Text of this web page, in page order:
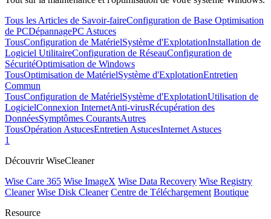
Tous les Articles de Savoir-faireConfiguration de Base Optimisation
de PCDépannagePC Astuces
TousConfiguration de MatérielSystème d'ExplotationInstallation de
Logiciel UtilitaireConfiguration de RéseauConfiguration de
SécuritéOptimisation de Windows
TousOptimisation de MatérielSystème d'ExplotationEntretien
Commun
TousConfiguration de MatérielSystème d'ExplotationUtilisation de
LogicielConnexion InternetAnti-virusRécupération des
DonnéesSymptômes CourantsAutres
TousOpération AstucesEntretien AstucesInternet Astuces
1
Découvrir WiseCleaner
Wise Care 365 Wise ImageX Wise Data Recovery Wise Registry
Cleaner Wise Disk Cleaner Centre de Téléchargement Boutique
Resource